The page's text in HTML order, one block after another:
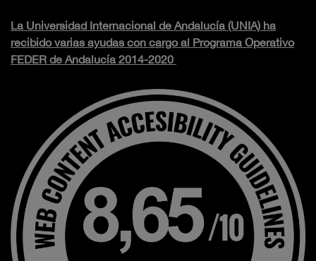
La Universidad Internacional de Andalucía (UNIA) ha
recibido varias ayudas con cargo al Programa Operativo
FEDER de Andalucía 2014-2020